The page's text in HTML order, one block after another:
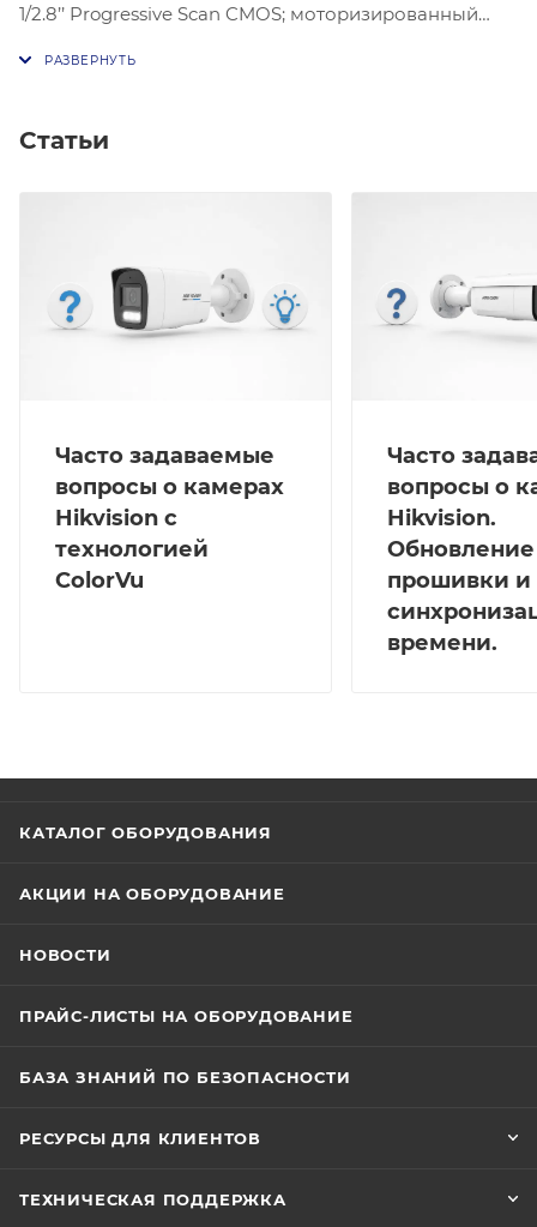
1/2.8’’ Progressive Scan CMOS; моторизированный
Статьи
Часто задаваемые
вопросы о камерах
Hikvision с
технологией
ColorVu
Часто
вопросы о
Hikvision.
Обновление
прошивки и
времени.
КАТАЛОГ ОБОРУДОВАНИЯ
АКЦИИ НА ОБОРУДОВАНИЕ
НОВОСТИ
ПРАЙС-ЛИСТЫ НА ОБОРУДОВАНИЕ
БАЗА ЗНАНИЙ ПО БЕЗОПАСНОСТИ
РЕСУРСЫ ДЛЯ КЛИЕНТОВ
ТЕХНИЧЕСКАЯ ПОДДЕРЖКА